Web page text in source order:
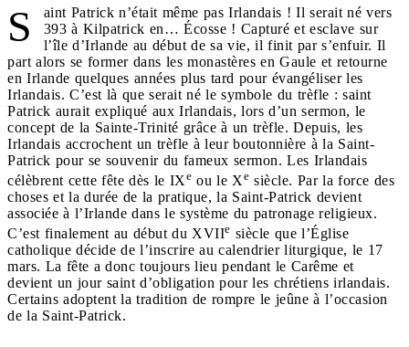
S
aint Patrick n’était même pas Irlandais ! Il serait né vers
393 à Kilpatrick en… Écosse ! Capturé et esclave sur
l’île d’Irlande au début de sa vie, il finit par s’enfuir. Il
part alors se former dans les monastères en Gaule et retourne
en Irlande quelques années plus tard pour évangéliser les
Irlandais. C’est là que serait né le symbole du trèfle : saint
Patrick aurait expliqué aux Irlandais, lors d’un sermon, le
concept de la Sainte-Trinité grâce à un trèfle. Depuis, les
Irlandais accrochent un trèfle à leur boutonnière à la Saint-
Patrick pour se souvenir du fameux sermon. Les Irlandais
célèbrent cette fête dès le IXe ou le Xe siècle. Par la force des
choses et la durée de la pratique, la Saint-Patrick devient
associée à l’Irlande dans le système du patronage religieux.
C’est finalement au début du XVIIe siècle que l’Église
catholique décide de l’inscrire au calendrier liturgique, le 17
mars. La fête a donc toujours lieu pendant le Carême et
devient un jour saint d’obligation pour les chrétiens irlandais.
Certains adoptent la tradition de rompre le jeûne à l’occasion
de la Saint-Patrick.